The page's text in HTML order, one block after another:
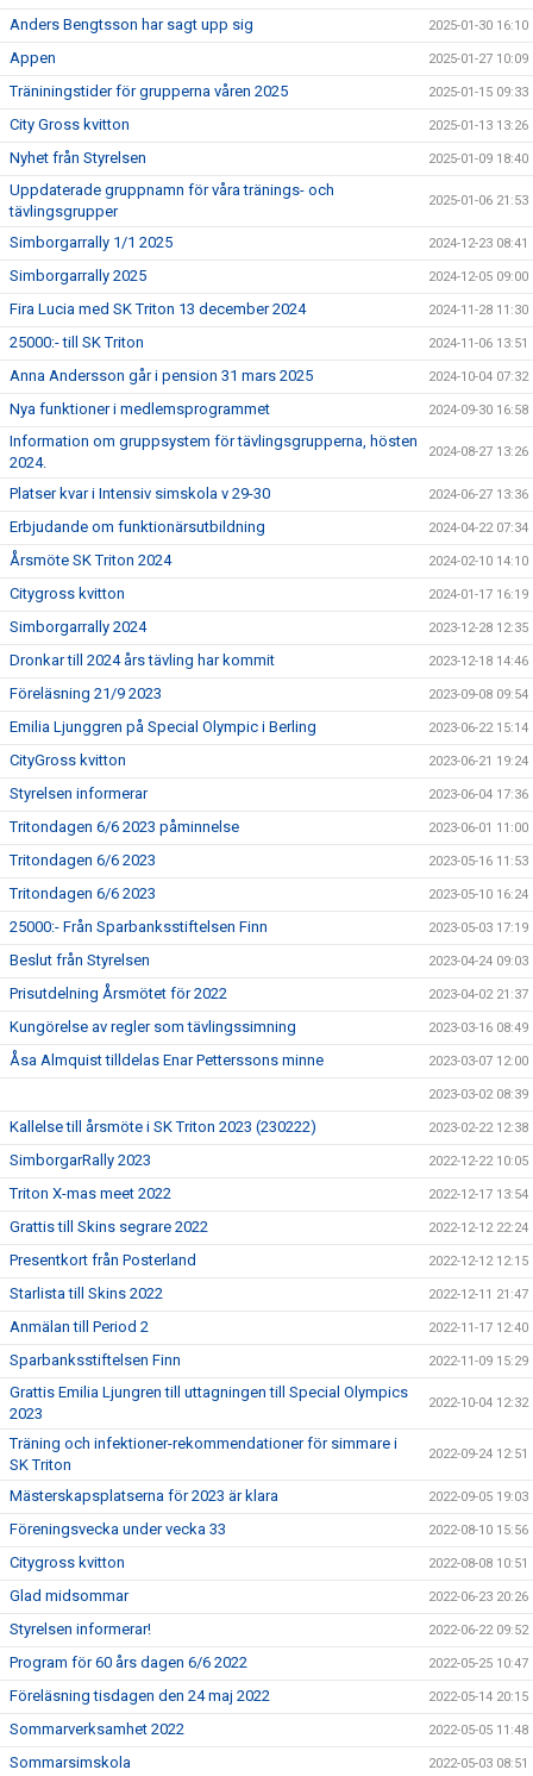
Anders Bengtsson har sagt upp sig 2025-01-30 16:10
Appen 2025-01-27 10:09
Träniningstider för grupperna våren 2025 2025-01-15 09:33
City Gross kvitton 2025-01-13 13:26
Nyhet från Styrelsen 2025-01-09 18:40
Uppdaterade gruppnamn för våra tränings- och
tävlingsgrupper
2025-01-06 21:53
Simborgarrally 1/1 2025 2024-12-23 08:41
Simborgarrally 2025 2024-12-05 09:00
Fira Lucia med SK Triton 13 december 2024 2024-11-28 11:30
25000:- till SK Triton 2024-11-06 13:51
Anna Andersson går i pension 31 mars 2025 2024-10-04 07:32
Nya funktioner i medlemsprogrammet 2024-09-30 16:58
Information om gruppsystem för tävlingsgrupperna, hösten
2024.
2024-08-27 13:26
Platser kvar i Intensiv simskola v 29-30 2024-06-27 13:36
Erbjudande om funktionärsutbildning 2024-04-22 07:34
Årsmöte SK Triton 2024 2024-02-10 14:10
Citygross kvitton 2024-01-17 16:19
Simborgarrally 2024 2023-12-28 12:35
Dronkar till 2024 års tävling har kommit 2023-12-18 14:46
Föreläsning 21/9 2023 2023-09-08 09:54
Emilia Ljunggren på Special Olympic i Berling 2023-06-22 15:14
CityGross kvitton 2023-06-21 19:24
Styrelsen informerar 2023-06-04 17:36
Tritondagen 6/6 2023 påminnelse 2023-06-01 11:00
Tritondagen 6/6 2023 2023-05-16 11:53
Tritondagen 6/6 2023 2023-05-10 16:24
25000:- Från Sparbanksstiftelsen Finn 2023-05-03 17:19
Beslut från Styrelsen 2023-04-24 09:03
Prisutdelning Årsmötet för 2022 2023-04-02 21:37
Kungörelse av regler som tävlingssimning 2023-03-16 08:49
Åsa Almquist tilldelas Enar Petterssons minne 2023-03-07 12:00
2023-03-02 08:39
Kallelse till årsmöte i SK Triton 2023 (230222) 2023-02-22 12:38
SimborgarRally 2023 2022-12-22 10:05
Triton X-mas meet 2022 2022-12-17 13:54
Grattis till Skins segrare 2022 2022-12-12 22:24
Presentkort från Posterland 2022-12-12 12:15
Starlista till Skins 2022 2022-12-11 21:47
Anmälan till Period 2 2022-11-17 12:40
Sparbanksstiftelsen Finn 2022-11-09 15:29
Grattis Emilia Ljungren till uttagningen till Special Olympics
2023
2022-10-04 12:32
Träning och infektioner-rekommendationer för simmare i
SK Triton
2022-09-24 12:51
Mästerskapsplatserna för 2023 är klara 2022-09-05 19:03
Föreningsvecka under vecka 33 2022-08-10 15:56
Citygross kvitton 2022-08-08 10:51
Glad midsommar 2022-06-23 20:26
Styrelsen informerar! 2022-06-22 09:52
Program för 60 års dagen 6/6 2022 2022-05-25 10:47
Föreläsning tisdagen den 24 maj 2022 2022-05-14 20:15
Sommarverksamhet 2022 2022-05-05 11:48
Sommarsimskola 2022-05-03 08:51